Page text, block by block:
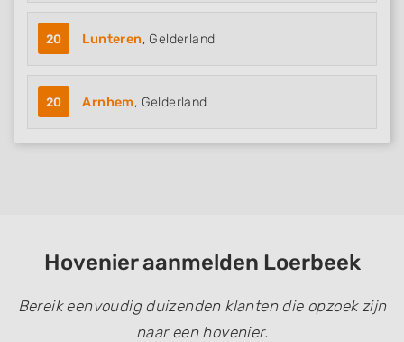
20 Lunteren, Gelderland
20 Arnhem, Gelderland
Hovenier aanmelden Loerbeek
Bereik eenvoudig duizenden klanten die opzoek zijn
naar een hovenier.